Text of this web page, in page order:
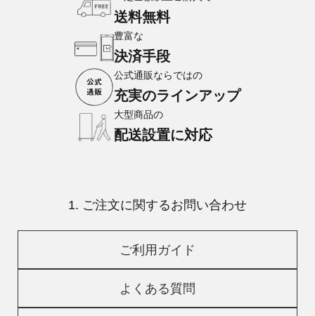
送料無料
豊富な
決済手段
公式通販ならではの
充実のラインアップ
大型商品の
配送設置に対応
1. ご注文に関するお問い合わせ
ご利用ガイド
よくある質問